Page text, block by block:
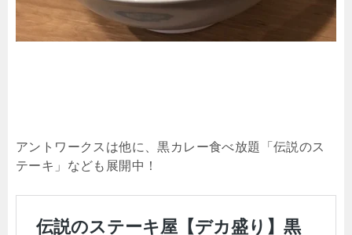
アントワークスは他に、黒カレー食べ放題「伝説のス
テーキ」なども展開中！